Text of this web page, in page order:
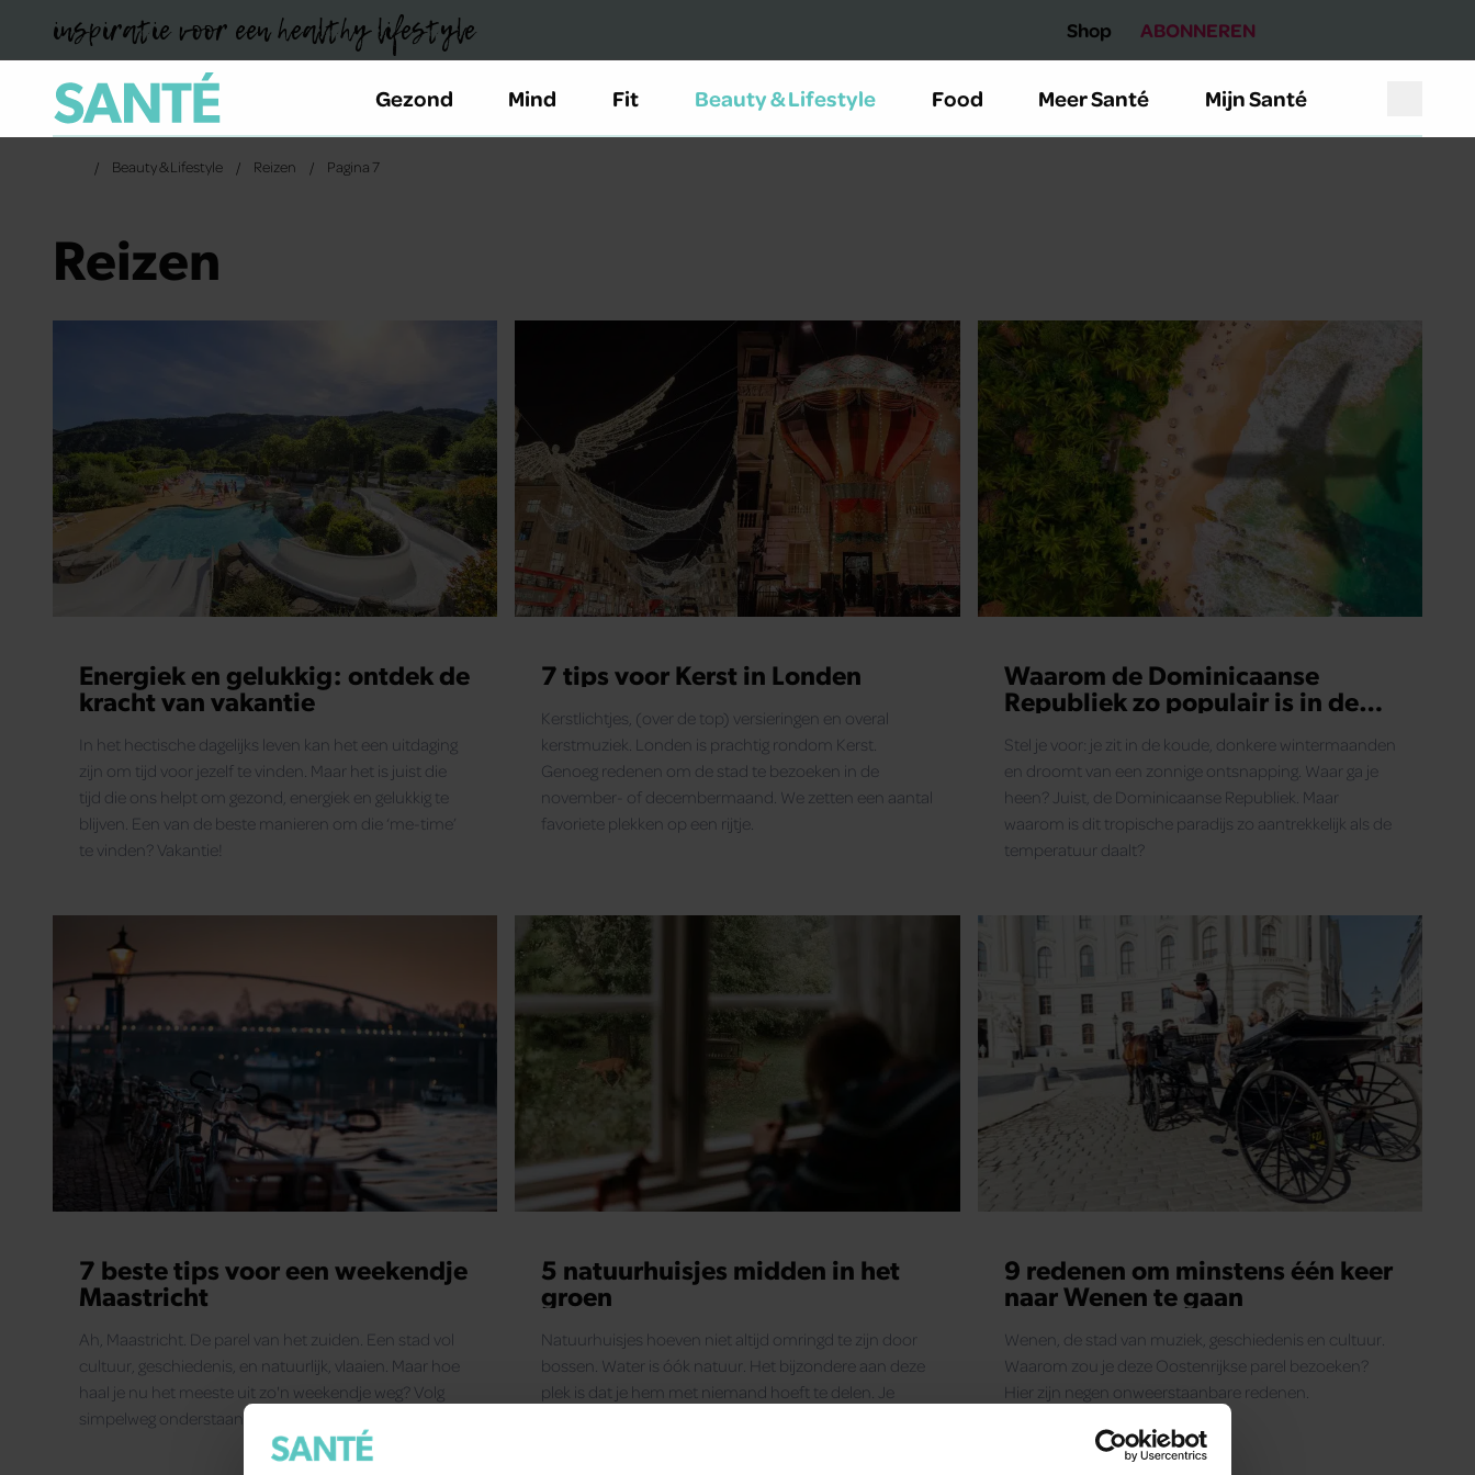
inspiratie voor een healthy lifestyle Shop ABONNEREN
Gezond Mind Fit Beauty & Lifestyle Food Meer Santé Mijn Santé
Beauty & Lifestyle Reizen Pagina 7
Reizen
Energiek en gelukkig: ontdek de
kracht van vakantie
In het hectische dagelijks leven kan het een uitdaging
zijn om tijd voor jezelf te vinden. Maar het is juist die
tijd die ons helpt om gezond, energiek en gelukkig te
blijven. Een van de beste manieren om die ‘me-time’
te vinden? Vakantie!
7 tips voor Kerst in Londen
Kerstlichtjes, (over de top) versieringen en overal
kerstmuziek. Londen is prachtig rondom Kerst.
Genoeg redenen om de stad te bezoeken in de
november- of decembermaand. We zetten een aantal
favoriete plekken op een rijtje.
Waarom de Dominicaanse
Republiek zo populair is in de
Stel je voor: je zit in de koude, donkere wintermaanden
en droomt van een zonnige ontsnapping. Waar ga je
heen? Juist, de Dominicaanse Republiek. Maar
waarom is dit tropische paradijs zo aantrekkelijk als de
temperatuur daalt?
7 beste tips voor een weekendje
Maastricht
Ah, Maastricht. De parel van het zuiden. Een stad vol
cultuur, geschiedenis, en natuurlijk, vlaaien. Maar hoe
haal je nu het meeste uit zo'n weekendje weg? Volg
simpelweg onderstaande tips.
5 natuurhuisjes midden in het
groen
Natuurhuisjes hoeven niet altijd omringd te zijn door
bossen. Water is óók natuur. Het bijzondere aan deze
plek is dat je hem met niemand hoeft te delen. Je
9 redenen om minstens één keer
naar Wenen te gaan
Wenen, de stad van muziek, geschiedenis en cultuur.
Waarom zou je deze Oostenrijkse parel bezoeken?
Hier zijn negen onweerstaanbare redenen.